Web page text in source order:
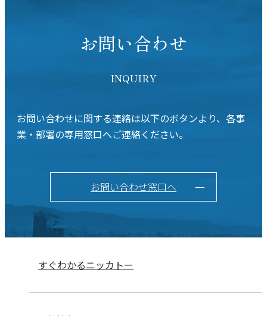
お問い合わせ
INQUIRY
お問い合わせに関する連絡は以下のボタンより、各事
業・部署の専用窓口へご連絡ください。
お問い合わせ窓口へ
すぐわかるニッカトー